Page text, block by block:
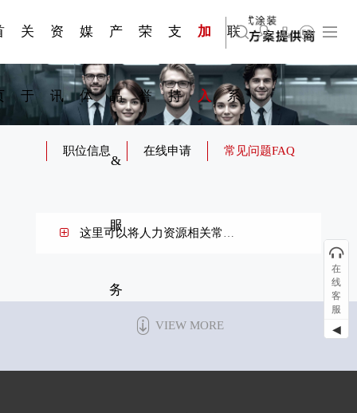
关
于
发展大事记
资
讯
媒
体
产
品
&
服
务
荣
誉
支
持
加
入
联
系
上海苏古德智能设备有限公司
English
职位信息 在线申请 常见问题FAQ
这里可以将人力资源相关常见问题FAQ设置在这里？
VIEW MORE
在
线
客
服
◀